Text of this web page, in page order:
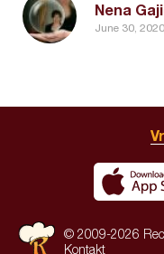
Nena
June 30,
© 2009-2026
Kontakt